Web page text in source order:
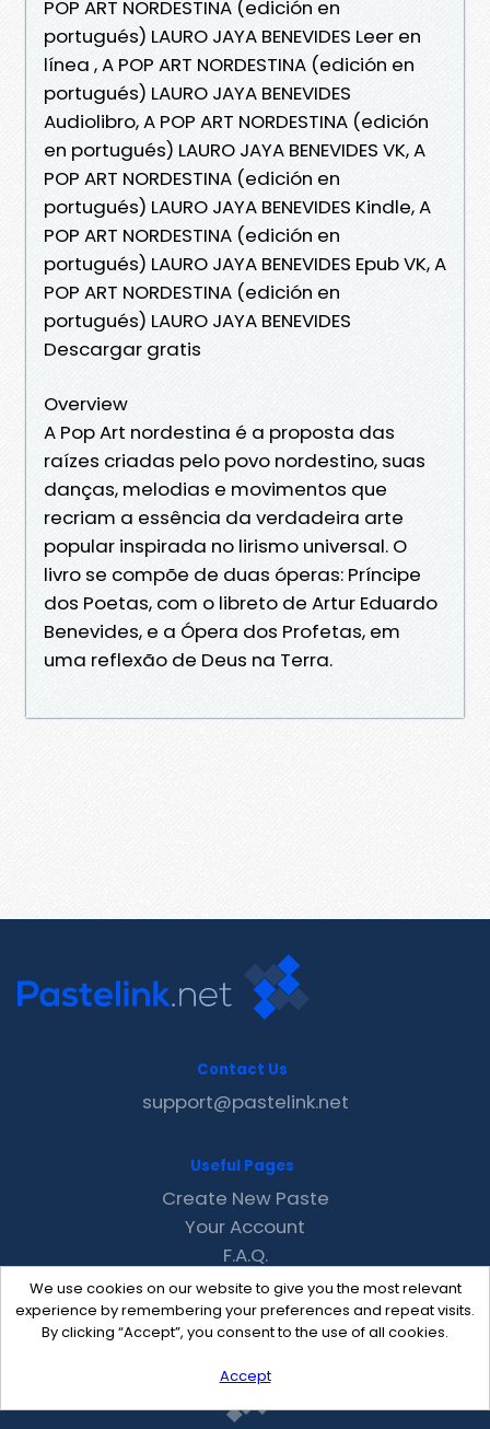
POP ART NORDESTINA (edición en
portugués) LAURO JAYA BENEVIDES Leer en
línea , A POP ART NORDESTINA (edición en
portugués) LAURO JAYA BENEVIDES
Audiolibro, A POP ART NORDESTINA (edición
en portugués) LAURO JAYA BENEVIDES VK, A
POP ART NORDESTINA (edición en
portugués) LAURO JAYA BENEVIDES Kindle, A
POP ART NORDESTINA (edición en
portugués) LAURO JAYA BENEVIDES Epub VK, A
POP ART NORDESTINA (edición en
portugués) LAURO JAYA BENEVIDES
Descargar gratis
Overview
A Pop Art nordestina é a proposta das
raízes criadas pelo povo nordestino, suas
danças, melodias e movimentos que
recriam a essência da verdadeira arte
popular inspirada no lirismo universal. O
livro se compõe de duas óperas: Príncipe
dos Poetas, com o libreto de Artur Eduardo
Benevides, e a Ópera dos Profetas, em
uma reflexão de Deus na Terra.
We use cookies on our website to give you the most relevant
experience by remembering your preferences and repeat visits.
By clicking “Accept”, you consent to the use of all cookies.
Accept
Contact Us
support@pastelink.net
Useful Pages
Create New Paste
Your Account
F.A.Q.
Recent
Contact